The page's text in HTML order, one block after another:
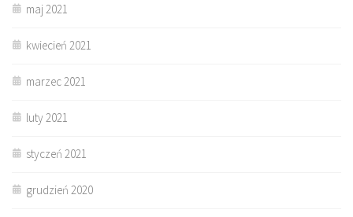
maj 2021
kwiecień 2021
marzec 2021
luty 2021
styczeń 2021
grudzień 2020